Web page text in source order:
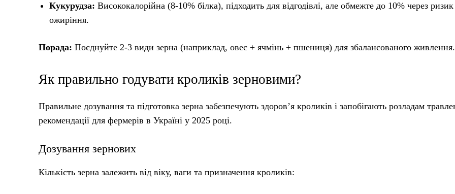
Кукурудза: Висококалорійна (8-10% білка), підходить для відгодівлі, але обмежте до 10% через ризик
ожиріння.
Порада: Поєднуйте 2-3 види зерна (наприклад, овес + ячмінь + пшениця) для збалансованого живлення.
Як правильно годувати кроликів зерновими?
Правильне дозування та підготовка зерна забезпечують здоров’я кроликів і запобігають розладам
рекомендації для фермерів в Україні у 2025 році.
Дозування зернових
Кількість зерна залежить від віку, ваги та призначення кроликів: